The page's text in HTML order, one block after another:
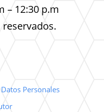
– 12:30 p.m
Personales